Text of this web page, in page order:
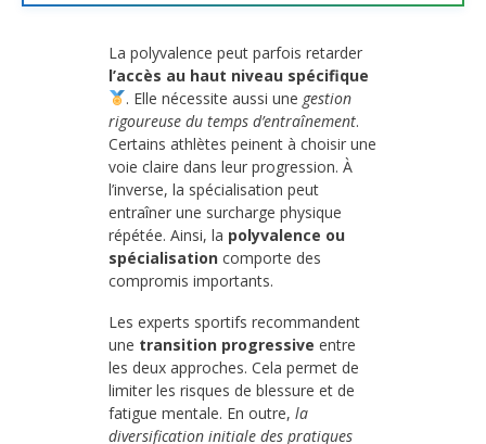
La polyvalence peut parfois retarder
l’accès au haut niveau spécifique
. Elle nécessite aussi une gestion
rigoureuse du temps d’entraînement.
Certains athlètes peinent à choisir une
voie claire dans leur progression. À
l’inverse, la spécialisation peut
entraîner une surcharge physique
répétée. Ainsi, la polyvalence ou
spécialisation comporte des
compromis importants.
Les experts sportifs recommandent
une transition progressive entre
les deux approches. Cela permet de
limiter les risques de blessure et de
fatigue mentale. En outre, la
diversification initiale des pratiques